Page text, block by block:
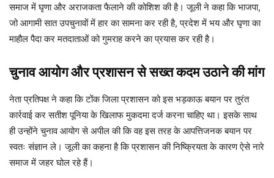
समाज में घृणा और अराजकता फैलाने की कोशिश की है। जूली ने कहा कि भाजपा,
जो आगामी सात उपचुनावों में हार का सामना कर रही है, प्रदेश में भय और घृणा का
माहौल पैदा कर मतदाताओं को गुमराह करने का प्रयास कर रही है।
चुनाव आयोग और प्रशासन से सख्त कदम उठाने की मांग
नेता प्रतिपक्ष ने कहा कि टोंक जिला प्रशासन को इस भड़काऊ बयान पर तुरंत
कार्रवाई कर सतीश पूनिया के खिलाफ मुकदमा दर्ज करना चाहिए था। इसके साथ
ही उन्होंने चुनाव आयोग से अपील की कि वह इस तरह के आपत्तिजनक बयान पर
स्वतः संज्ञान ले। जूली का कहना है कि प्रशासन की निष्क्रियता के कारण ऐसे नारे
समाज में जहर घोल रहे हैं।